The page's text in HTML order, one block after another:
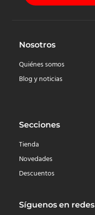
Nosotros
Quiénes somos
Blog y noticias
Secciones
Tienda
Novedades
Descuentos
Síguenos en redes